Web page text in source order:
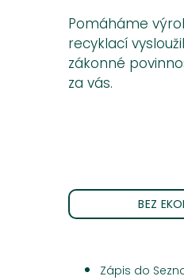
Pomáháme
recyklací
zákonné
za vás.
BEZ
Zápis do